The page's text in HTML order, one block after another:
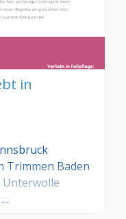
in
Trimmen Baden
Unterwolle